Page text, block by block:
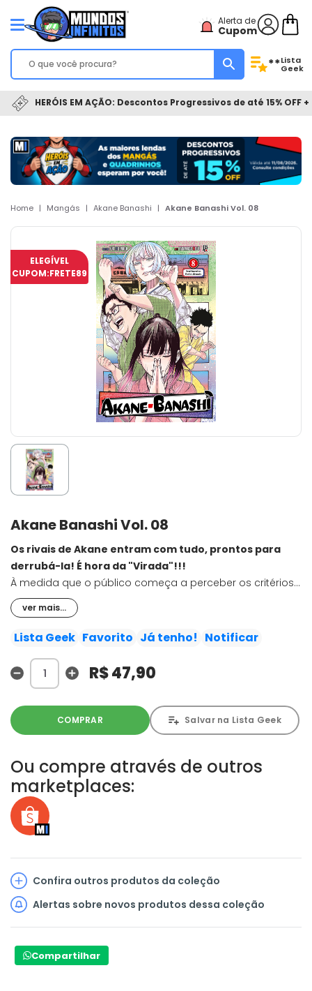
Alerta de
Cupom
**Lista
Geek
HERÓIS EM AÇÃO: Descontos Progressivos de até 15% OFF
Home | Mangás | Akane Banashi | Akane Banashi Vol. 08
ELEGÍVEL
CUPOM:FRETE89
Akane Banashi Vol. 08
Os rivais de Akane entram com tudo, prontos para
derrubá-la! É hora da "Virada"!!!
À medida que o público começa a perceber os critérios
implacáveis da etapa seletiva, Kaichi sobe ao palco. Que
convicção ele mantém, mesmo diante das dúvidas
sobre sua compatibilidade com os jurados? Hikaru entra
conquistar sua revanche contra Akane! Após o fim das
apresentações de seus rivais, chega a vez de Akane, mas
ver mais...
Lista Geek Favorito Já tenho! Notificar
R$ 47,90
COMPRAR Salvar na Lista Geek
Ou compre através de outros
marketplaces:
Confira outros produtos da coleção
Alertas sobre novos produtos dessa coleção
Compartilhar